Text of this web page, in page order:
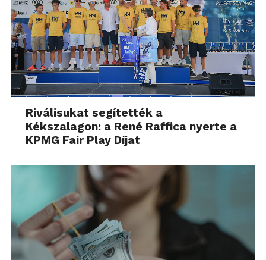
Riválisukat segítették a
Kékszalagon: a René Raffica nyerte a
KPMG Fair Play Díjat